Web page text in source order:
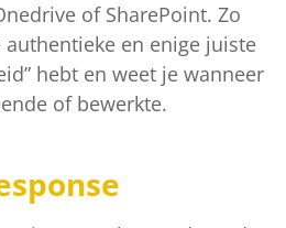
of SharePoint. Zo
authentieke en enige juiste
hebt en weet je wanneer
of bewerkte.